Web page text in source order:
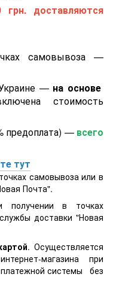
доставляются
самовывоза —
— на основе
стоимость
предоплата) — всего
тут
самовывоза или в
Почта".
получении в точках
доставки "Новая
. Осуществляется
магазина при
системы
без